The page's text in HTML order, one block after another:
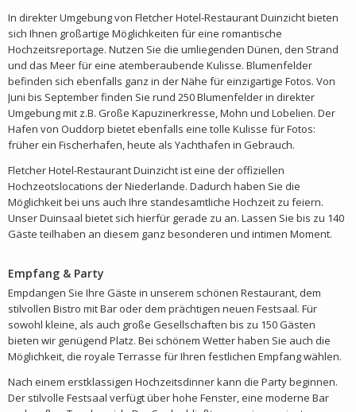
In direkter Umgebung von Fletcher Hotel-Restaurant Duinzicht bieten
sich Ihnen großartige Möglichkeiten für eine romantische
Hochzeitsreportage. Nutzen Sie die umliegenden Dünen, den Strand
und das Meer für eine atemberaubende Kulisse. Blumenfelder
befinden sich ebenfalls ganz in der Nähe für einzigartige Fotos. Von
Juni bis September finden Sie rund 250 Blumenfelder in direkter
Umgebung mit z.B. Große Kapuzinerkresse, Mohn und Lobelien. Der
Hafen von Ouddorp bietet ebenfalls eine tolle Kulisse für Fotos:
früher ein Fischerhafen, heute als Yachthafen in Gebrauch.
Fletcher Hotel-Restaurant Duinzicht ist eine der offiziellen
Hochzeotslocations der Niederlande. Dadurch haben Sie die
Möglichkeit bei uns auch Ihre standesamtliche Hochzeit zu feiern.
Unser Duinsaal bietet sich hierfür gerade zu an. Lassen Sie bis zu 140
Gäste teilhaben an diesem ganz besonderen und intimen Moment.
Empfang & Party
Empdangen Sie Ihre Gäste in unserem schönen Restaurant, dem
stilvollen Bistro mit Bar oder dem prächtigen neuen Festsaal. Für
sowohl kleine, als auch große Gesellschaften bis zu 150 Gästen
bieten wir genügend Platz. Bei schönem Wetter haben Sie auch die
Möglichkeit, die royale Terrasse für Ihren festlichen Empfang wählen.
Nach einem erstklassigen Hochzeitsdinner kann die Party beginnen.
Der stilvolle Festsaal verfügt über hohe Fenster, eine moderne Bar